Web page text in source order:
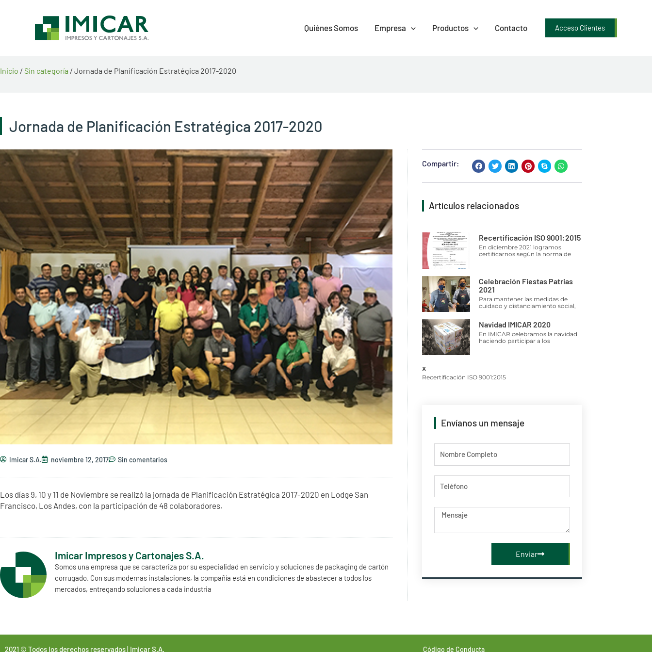
Quiénes Somos Empresa Productos Contacto Acceso Clientes
Inicio / Sin categoría / Jornada de Planificación Estratégica 2017-2020
Jornada de Planificación Estratégica 2017-2020
Imicar S.A. noviembre 12, 2017 Sin comentarios
Los días 9, 10 y 11 de Noviembre se realizó la jornada de Planificación Estratégica 2017-2020 en Lodge San
Francisco, Los Andes, con la participación de 48 colaboradores.
Imicar Impresos y Cartonajes S.A.
Somos una empresa que se caracteriza por su especialidad en servicio y soluciones de packaging de cartón
corrugado. Con sus modernas instalaciones, la compañía está en condiciones de abastecer a todos los
mercados, entregando soluciones a cada industria
Compartir:
Artículos relacionados
Recertificación ISO 9001:2015
En diciembre 2021 logramos
certificarnos según la norma de
Celebración Fiestas Patrias
2021
Para mantener las medidas de
cuidado y distanciamiento social,
Navidad IMICAR 2020
En IMICAR celebramos la navidad
haciendo participar a los
x
Recertificación ISO 9001:2015
Envíanos un mensaje
Mensaje
Enviar
2021 © Todos los derechos reservados | Imicar S.A. Código de Conducta